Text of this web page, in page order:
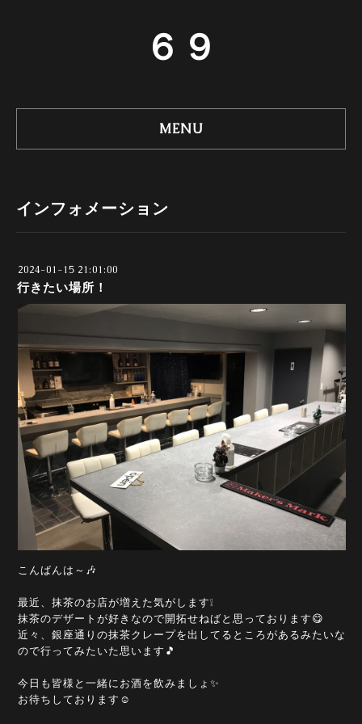
６９
MENU
インフォメーション
2024-01-15 21:01:00
行きたい場所！
こんばんは～🎶
最近、抹茶のお店が増えた気がします❕
抹茶のデザートが好きなので開拓せねばと思っております😋
近々、銀座通りの抹茶クレープを出してるところがあるみたいな
ので行ってみたいた思います🎵
今日も皆様と一緒にお酒を飲みましょ✨
お待ちしております☺️